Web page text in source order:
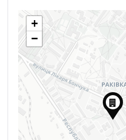
+
−